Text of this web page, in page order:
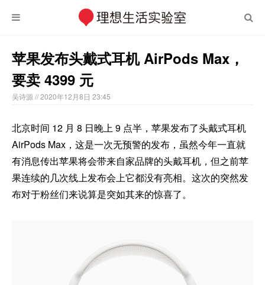
苹果发布头戴式耳机 AirPods Max，
要卖 4399 元
吴诗源 // 2020年12月8日 23:45
北京时间 12 月 8 日晚上 9 点半，苹果发布了头戴式耳机
AirPods Max，这是一次无预警的发布，虽然今年一直就
有消息传出苹果将会带来自家品牌的头戴耳机，但之前苹
果连续的几次线上发布会上它都没有亮相。这次的突然发
布对于粉丝们来说算是突如其来的惊喜了。